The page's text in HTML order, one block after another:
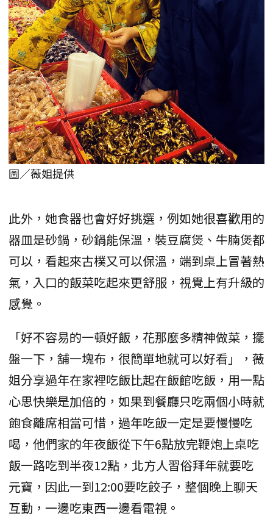
圖／薇姐提供
此外，她食器也會好好挑選，例如她很喜歡用的
器皿是砂鍋，砂鍋能保溫，裝豆腐煲、牛腩煲都
可以，看起來古樸又可以保溫，端到桌上冒著熱
氣，入口的飯菜吃起來更舒服，視覺上有升級的
感覺。
「好不容易的一頓好飯，花那麼多精神做菜，擺
盤一下，舖一塊布，很簡單地就可以好看」，薇
姐分享過年在家裡吃飯比起在飯館吃飯，用一點
心思快樂是加倍的，如果到餐廳只吃兩個小時就
飽食離席相當可惜，過年吃飯一定是要慢慢吃
喝，他們家的年夜飯從下午6點放完鞭炮上桌吃
飯一路吃到半夜12點，北方人習俗拜年就要吃
元寶，因此一到12:00要吃餃子，整個晚上聊天
互動，一邊吃東西一邊看電視。